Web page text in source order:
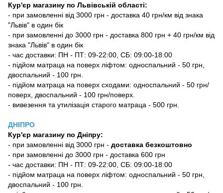
Кур'єр магазину по Львівській області:
- при замовленні від 3000 грн - доставка 40 грн/км від знака
"Львів" в один бік
- при замовленні до 3000 грн - доставка 800 грн + 40 грн/км від
знака "Львів" в один бік
- час доставки: ПН - ПТ: 09-22:00, СБ: 09:00-18:00
- підйом матраца на поверх ліфтом: односпальний - 50 грн,
двоспальний - 100 грн.
- підйом матраца на поверх сходами: односпальний - 50 грн/
поверх, двоспальний - 100 грн/поверх.
- вивезення та утилізація старого матраца - 500 грн.
ДНІПРО
Кур'єр магазину по Дніпру:
- при замовленні від 3000 грн - доставка безкоштовно
- при замовленні до 3000 грн - доставка 600 грн
- час доставки: ПН - ПТ: 09-22:00, СБ: 09:00-18:00
- підйом матраца на поверх ліфтом: односпальний - 50 грн,
двоспальний - 100 грн.